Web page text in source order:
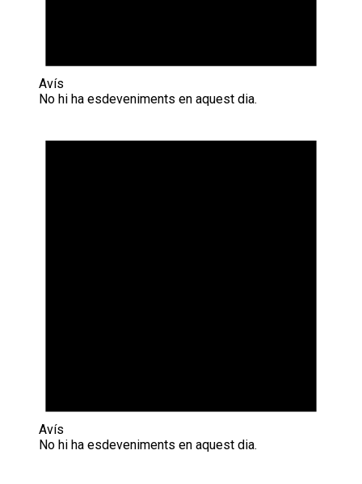
Avís
No hi ha esdeveniments en aquest dia.
Avís
No hi ha esdeveniments en aquest dia.